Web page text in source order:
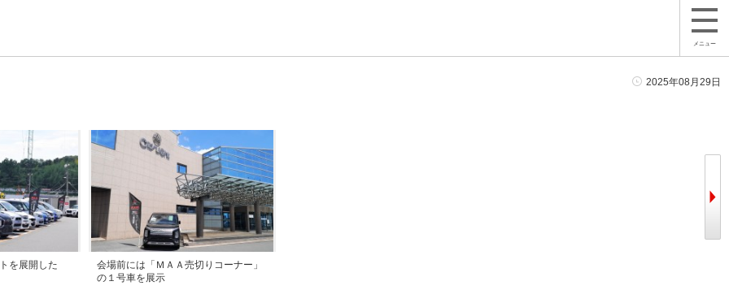
メニュー
2025年08月29日
を展開した
会場前には「ＭＡＡ売切りコーナー」
の１号車を展示